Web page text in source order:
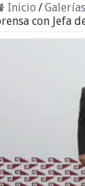
Inicio /Galerías
con Jefa